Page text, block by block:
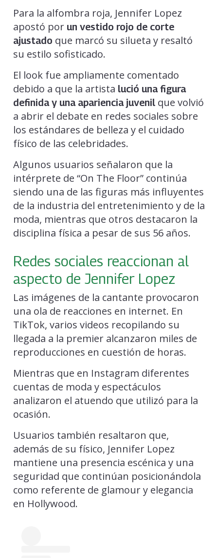
Para la alfombra roja, Jennifer Lopez
apostó por un vestido rojo de corte
ajustado que marcó su silueta y resaltó
su estilo sofisticado.
El look fue ampliamente comentado
debido a que la artista lució una figura
definida y una apariencia juvenil que volvió
a abrir el debate en redes sociales sobre
los estándares de belleza y el cuidado
físico de las celebridades.
Algunos usuarios señalaron que la
intérprete de “On The Floor” continúa
siendo una de las figuras más influyentes
de la industria del entretenimiento y de la
moda, mientras que otros destacaron la
disciplina física a pesar de sus 56 años.
Redes sociales reaccionan al
aspecto de Jennifer Lopez
Las imágenes de la cantante provocaron
una ola de reacciones en internet. En
TikTok, varios videos recopilando su
llegada a la premier alcanzaron miles de
reproducciones en cuestión de horas.
Mientras que en Instagram diferentes
cuentas de moda y espectáculos
analizaron el atuendo que utilizó para la
ocasión.
Usuarios también resaltaron que,
además de su físico, Jennifer Lopez
mantiene una presencia escénica y una
seguridad que continúan posicionándola
como referente de glamour y elegancia
en Hollywood.